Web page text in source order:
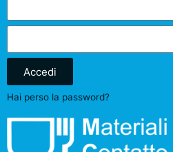
Accedi
Hai perso la password?